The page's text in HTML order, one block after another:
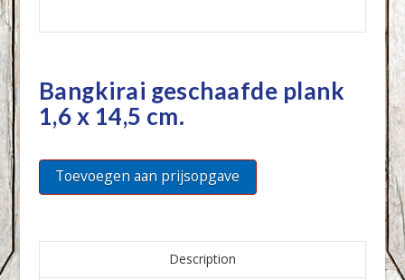
Bangkirai geschaafde plank
1,6 x 14,5 cm.
Toevoegen aan prijsopgave
Description